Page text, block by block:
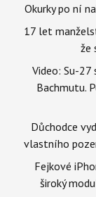
Okurky po ní
17 let
že
Video: Su-27
Bachmutu.
Důchodce
vlastního
Fejkové
široký